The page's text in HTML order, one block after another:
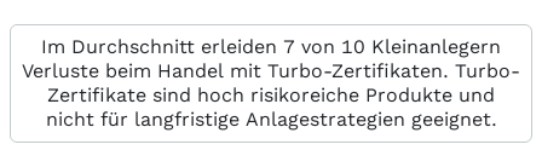
Im Durchschnitt erleiden 7 von 10 Kleinanlegern
Verluste beim Handel mit Turbo-Zertifikaten. Turbo-
Zertifikate sind hoch risikoreiche Produkte und
nicht für langfristige Anlagestrategien geeignet.